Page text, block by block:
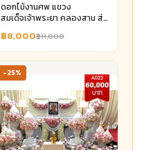
ดอกไม้งานศพ แขวง
สมเด็จเจ้าพระยา คลองสาน ส่ง
฿8,000฿11,000
-25%